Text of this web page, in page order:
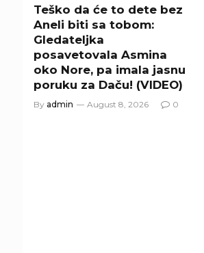
Teško da će to dete bez
Aneli biti sa tobom:
Gledateljka
posavetovala Asmina
oko Nore, pa imala jasnu
poruku za Daču! (VIDEO)
By admin August 8, 2026 0